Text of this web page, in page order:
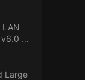
LAN
以
控
Large